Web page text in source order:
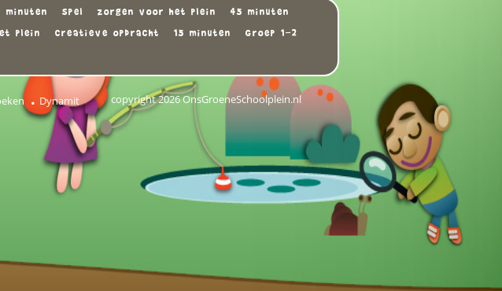
minuten Spel zorgen voor het plein
45 minuten
plein Creatieve opdracht 15 minuten
Groep 1-2
Dynamit copyright 2026 OnsGroeneSchoolplein.nl